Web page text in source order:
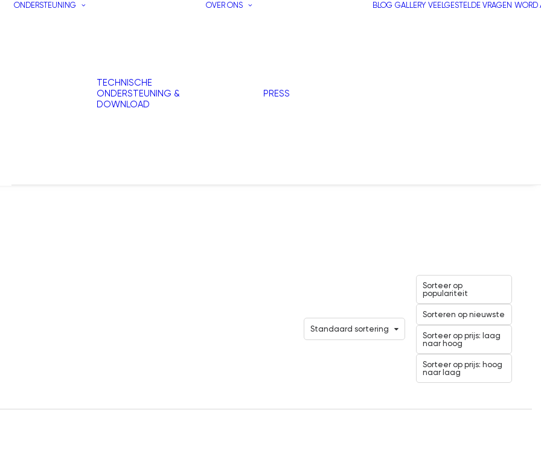
ONDERSTEUNING
TECHNISCHE
ONDERSTEUNING &
DOWNLOAD
OVER ONS
PRESS
BLOG GALLERY VEELGESTELDE VRAGEN WORD
Standaard sortering
Sorteer op
populariteit
Sorteren op nieuwste
Sorteer op prijs: laag
naar hoog
Sorteer op prijs: hoog
naar laag